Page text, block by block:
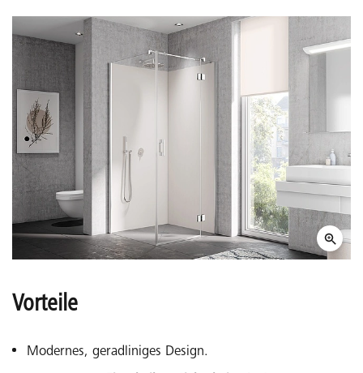
Vorteile
Modernes, geradliniges Design.